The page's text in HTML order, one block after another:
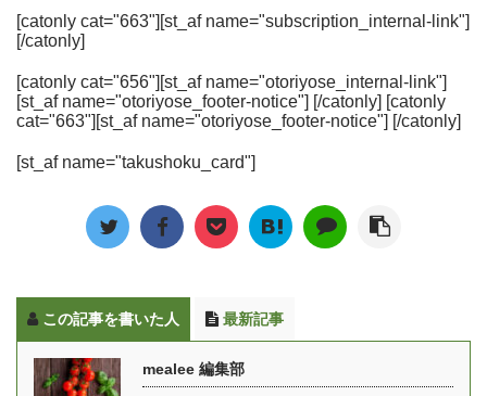
か？ということがわから
ない方が大多数だと思い
ます。 この記事では、①
完全食とは何か、②完全
食のデメリット・メリッ
トについて、③有名な完
較、最後に最近日本で新
しく生まれてきているタ
ものを食べることができ
て注目されています。 豆
知識 「中食」の読み方は
「ちゅうしょく」や「な
く」という読み方が主流
です。 また新型コロナウ
いわれ、注目され始めて
いるあまざけを現代のス
Amazake Lab.代表の山
本茜さんにお話を伺いま
は？ mealee 本日は取材
がとうございます。最初
に自己紹介をお願いいた
Amazake Lab.代表の山
本茜です。現在共同創業
した3名のメンバーと共
に生・濃縮のこうじあま
いえば、制限食を中心と
弁当業界の中でも老舗の
企業です。 そんな同社が
いきたいと思います。ま
た、最近発売した「制限
のコンセプトについても
[catonly cat="663"][st_af name="subscription_internal-link"]
[/catonly]
[catonly cat="656"][st_af name="otoriyose_internal-link"]
[st_af name="otoriyose_footer-notice"] [/catonly] [catonly
cat="663"][st_af name="otoriyose_footer-notice"] [/catonly]
[st_af name="takushoku_card"]
この記事を書いた人 最新記事
mealee 編集部